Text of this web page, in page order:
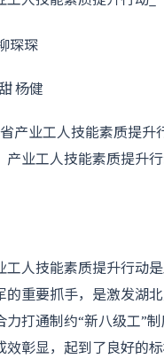
琛琛
杨健
产业工人技能素质提
业工人技能素质提升行
工人技能素质提升行动
的重要抓手，是激发湖
力打通制约“新八级工”
效彰显，起到了良好的